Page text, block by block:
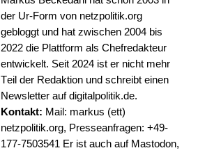
der Ur-Form von netzpolitik.org
gebloggt und hat zwischen 2004 bis
2022 die Plattform als Chefredakteur
entwickelt. Seit 2024 ist er nicht mehr
Teil der Redaktion und schreibt einen
Newsletter aufdigitalpolitik.de.
Kontakt: Mail: markus (ett)
netzpolitik.org, Presseanfragen: +49-
177-7503541Er ist auch auf Mastodon,